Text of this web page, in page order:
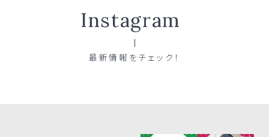
Instagram
最新情報をチェック！